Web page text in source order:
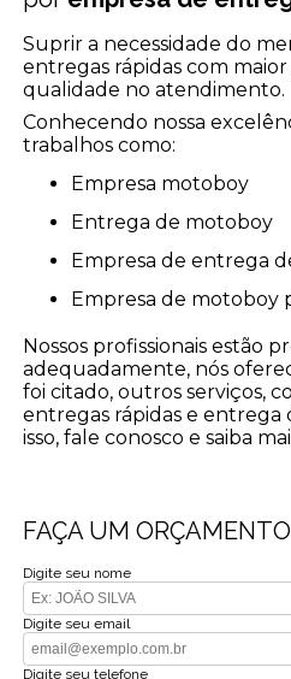
Suprir a necessidade do
entregas rápidas com
qualidade no atendimento.
Conhecendo nossa
trabalhos como:
empresa motoboy
entrega de motoboy
empresa de entrega
empresa de motoboy
Nossos profissionais estão
adequadamente, nós
foi citado, outros serviços,
entregas rápidas e
isso, fale conosco e saiba
FAÇA UM ORÇAMENTO
Digite seu nome
Digite seu email
Digite seu telefone